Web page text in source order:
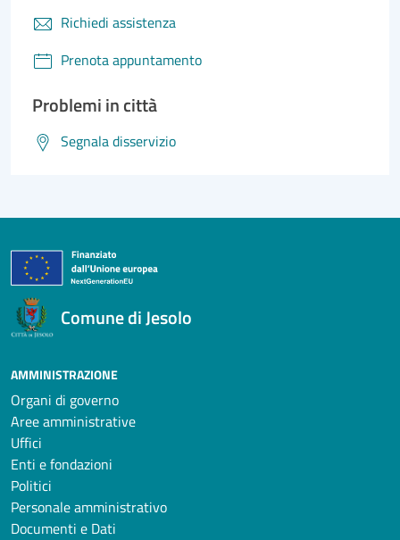
Richiedi assistenza
Prenota appuntamento
Problemi in città
Segnala disservizio
Comune di Jesolo
AMMINISTRAZIONE
Organi di governo
Aree amministrative
Uffici
Enti e fondazioni
Politici
Personale amministrativo
Documenti e Dati